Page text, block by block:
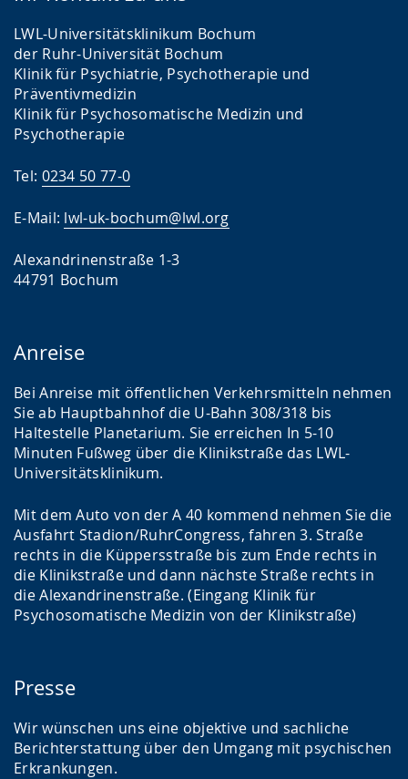
LWL-Universitätsklinikum Bochum
der Ruhr-Universität Bochum
Klinik für Psychiatrie, Psychotherapie und
Präventivmedizin
Klinik für Psychosomatische Medizin und
Psychotherapie
Tel: 0234 50 77-0
E-Mail: lwl-uk-bochum@lwl.org
Alexandrinenstraße 1-3
44791 Bochum
Anreise
Bei Anreise mit öffentlichen Verkehrsmitteln nehmen
Sie ab Hauptbahnhof die U-Bahn 308/318 bis
Haltestelle Planetarium. Sie erreichen In 5-10
Minuten Fußweg über die Klinikstraße das LWL-
Universitätsklinikum.
Mit dem Auto von der A 40 kommend nehmen Sie die
Ausfahrt Stadion/RuhrCongress, fahren 3. Straße
rechts in die Küppersstraße bis zum Ende rechts in
die Klinikstraße und dann nächste Straße rechts in
die Alexandrinenstraße. (Eingang Klinik für
Psychosomatische Medizin von der Klinikstraße)
Presse
Wir wünschen uns eine objektive und sachliche
Berichterstattung über den Umgang mit psychischen
Erkrankungen.